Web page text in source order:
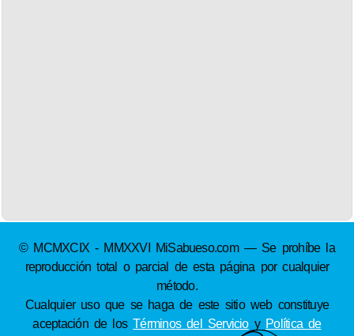
© MCMXCIX - MMXXVI MiSabueso.com — Se prohíbe la
reproducción total o parcial de esta página por cualquier
método.
Cualquier uso que se haga de este sitio web constituye
aceptación de losTérminos del Servicioy Política de